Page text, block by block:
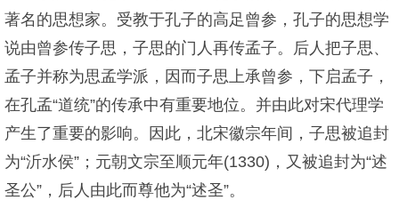
著名的思想家。受教于孔子的高足曾参，孔子的思想学
说由曾参传子思，子思的门人再传孟子。后人把子思、
孟子并称为思孟学派，因而子思上承曾参，下启孟子，
在孔孟“道统”的传承中有重要地位。并由此对宋代理学
产生了重要的影响。因此，北宋徽宗年间，子思被追封
为“沂水侯”；元朝文宗至顺元年(1330)，又被追封为“述
圣公”，后人由此而尊他为“述圣”。